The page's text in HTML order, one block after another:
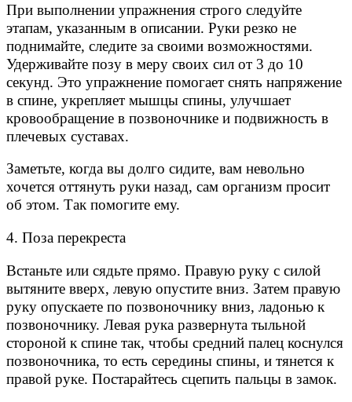
При выполнении упражнения строго следуйте
этапам, указанным в описании. Руки резко не
поднимайте, следите за своими возможностями.
Удерживайте позу в меру своих сил от 3 до 10
секунд. Это упражнение помогает снять напряжение
в спине, укрепляет мышцы спины, улучшает
кровообращение в позвоночнике и подвижность в
плечевых суставах.
Заметьте, когда вы долго сидите, вам невольно
хочется оттянуть руки назад, сам организм просит
об этом. Так помогите ему.
4. Поза перекреста
Встаньте или сядьте прямо. Правую руку с силой
вытяните вверх, левую опустите вниз. Затем правую
руку опускаете по позвоночнику вниз, ладонью к
позвоночнику. Левая рука развернута тыльной
стороной к спине так, чтобы средний палец коснулся
позвоночника, то есть середины спины, и тянется к
правой руке. Постарайтесь сцепить пальцы в замок.